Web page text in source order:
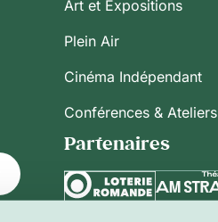
Art et Expositions
Plein Air
Cinéma Indépendant
Conférences & Ateliers
Partenaires